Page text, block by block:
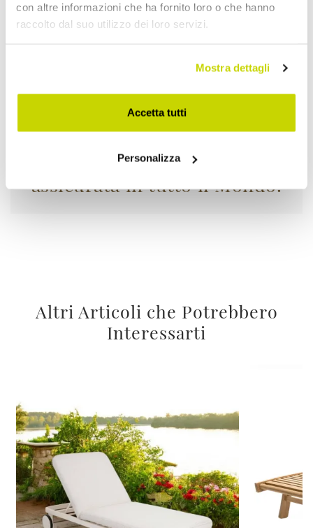
con altre informazioni che ha fornito loro o che hanno
raccolto dal suo utilizzo dei loro servizi.
Mostra dettagli
Accetta tutti
Personalizza
La tua merce viaggia
assicurata in tutto il Mondo.
Altri Articoli che Potrebbero
Interessarti